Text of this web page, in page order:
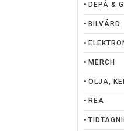
DEPÅ &
BILVÅRD
MERCH
OLJA,
REA